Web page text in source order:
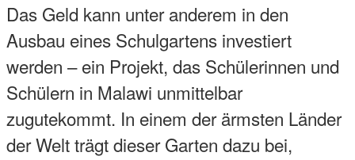
Das Geld kann unter anderem in den
Ausbau eines Schulgartens investiert
werden – ein Projekt, das Schülerinnen und
Schülern in Malawi unmittelbar
zugutekommt. In einem der ärmsten Länder
der Welt trägt dieser Garten dazu bei,